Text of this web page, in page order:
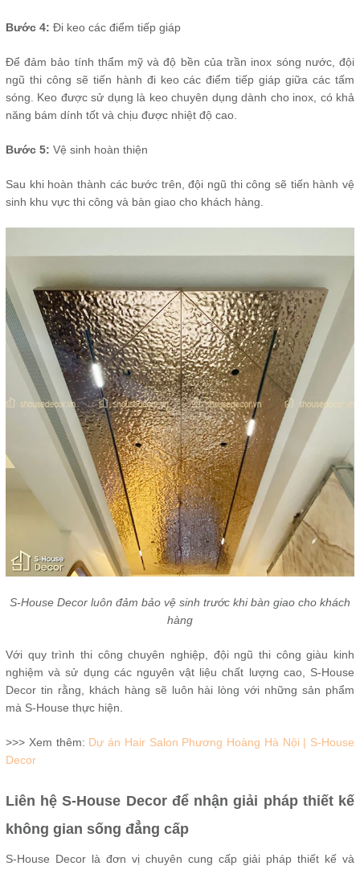
Bước 4: Đi keo các điểm tiếp giáp
Để đảm bảo tính thẩm mỹ và độ bền của trần inox sóng nước, đội
ngũ thi công sẽ tiến hành đi keo các điểm tiếp giáp giữa các tấm
sóng. Keo được sử dụng là keo chuyên dụng dành cho inox, có khả
năng bám dính tốt và chịu được nhiệt độ cao.
Bước 5: Vệ sinh hoàn thiện
Sau khi hoàn thành các bước trên, đội ngũ thi công sẽ tiến hành vệ
sinh khu vực thi công và bàn giao cho khách hàng.
S-House Decor luôn đảm bảo vệ sinh trước khi bàn giao cho khách
hàng
Với quy trình thi công chuyên nghiệp, đội ngũ thi công giàu kinh
nghiệm và sử dụng các nguyên vật liệu chất lượng cao, S-House
Decor tin rằng, khách hàng sẽ luôn hài lòng với những sản phẩm
mà S-House thực hiện.
>>> Xem thêm: Dự án Hair Salon Phương Hoàng Hà Nội | S-House
Decor
Liên hệ S-House Decor để nhận giải pháp thiết kế
không gian sống đẳng cấp
S-House Decor là đơn vị chuyên cung cấp giải pháp thiết kế và